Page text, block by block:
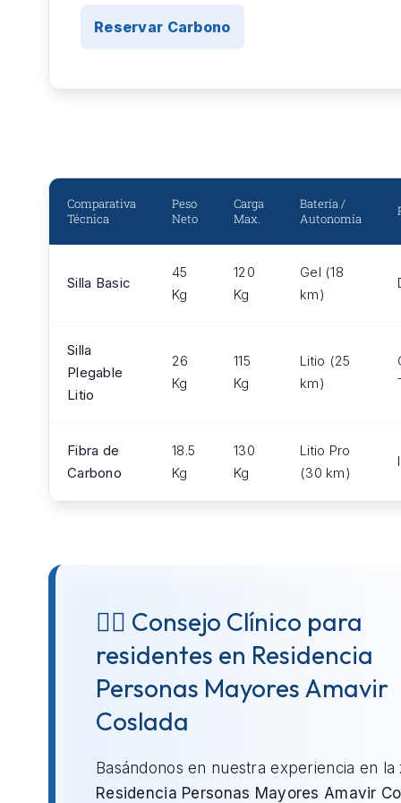
Reservar Carbono
Comparativa
Técnica
Peso
Neto
Carga
Max.
Batería /
Autonomía
Silla Basic
45
Kg
120
Kg
Gel (18
km)
Silla
Plegable
Litio
26
Kg
115
Kg
Litio (25
km)
Fibra de
Carbono
18.5
Kg
130
Kg
Litio Pro
(30 km)
👨‍⚕️ Consejo Clínico para
residentes en Residencia
Personas Mayores Amavir
Coslada
Basándonos en nuestra experiencia en la
Residencia Personas Mayores Amavir